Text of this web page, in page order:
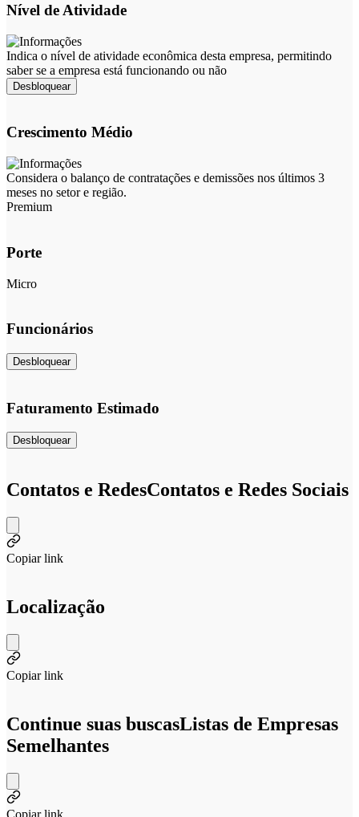
Nível de Atividade
Indica o nível de atividade econômica desta empresa, permitindo
saber se a empresa está funcionando ou não
Desbloquear
Crescimento Médio
Considera o balanço de contratações e demissões nos últimos 3
meses no setor e região.
Premium
Porte
Micro
Funcionários
Desbloquear
Faturamento Estimado
Desbloquear
Contatos e RedesContatos e Redes Sociais
Copiar link
Localização
Copiar link
Continue suas buscasListas de Empresas
Semelhantes
Copiar link